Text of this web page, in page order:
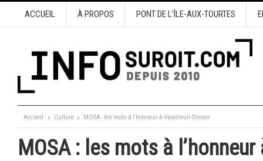
ACCUEIL À PROPOS PONT DE L’ÎLE-AUX-TOURTES
Accueil Culture MOSA : les mots à l’honneur à Vaudreuil-Dorion
MOSA : les mots à